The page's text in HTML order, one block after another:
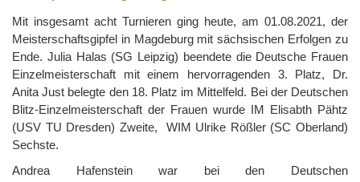
Mit insgesamt acht Turnieren ging heute, am 01.08.2021, der
Meisterschaftsgipfel in Magdeburg mit sächsischen Erfolgen zu
Ende. Julia Halas (SG Leipzig) beendete die Deutsche Frauen
Einzelmeisterschaft mit einem hervorragenden 3. Platz, Dr.
Anita Just belegte den 18. Platz im Mittelfeld. Bei der Deutschen
Blitz-Einzelmeisterschaft der Frauen wurde IM Elisabth Pähtz
(USV TU Dresden) Zweite, WIM Ulrike Rößler (SC Oberland)
Sechste.
Andrea Hafenstein war bei den Deutschen